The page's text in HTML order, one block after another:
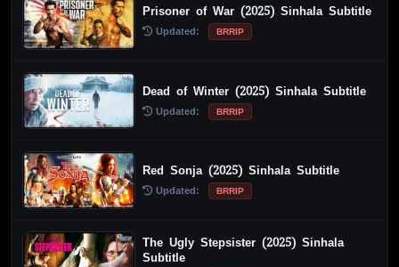
Prisoner of War (2025) Sinhala Subtitle
Updated: BRRIP
Dead of Winter (2025) Sinhala Subtitle
Updated: BRRIP
Red Sonja (2025) Sinhala Subtitle
Updated: BRRIP
The Ugly Stepsister (2025) Sinhala
Subtitle